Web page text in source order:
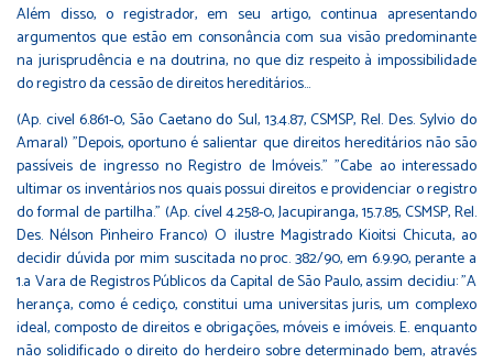
Além disso, o registrador, em seu artigo, continua apresentando
argumentos que estão em consonância com sua visão predominante
na jurisprudência e na doutrina, no que diz respeito à impossibilidade
do registro da cessão de direitos hereditários...
(Ap. civel 6.861-0, São Caetano do Sul, 13.4.87, CSMSP, Rel. Des. Sylvio do
Amaral) "Depois, oportuno é salientar que direitos hereditários não são
passíveis de ingresso no Registro de Imóveis." "Cabe ao interessado
ultimar os inventários nos quais possui direitos e providenciar o registro
do formal de partilha." (Ap. cível 4.258-0, Jacupiranga, 15.7.85, CSMSP, Rel.
Des. Nélson Pinheiro Franco) O ilustre Magistrado Kioitsi Chicuta, ao
decidir dúvida por mim suscitada no proc. 382/90, em 6.9.90, perante a
1.a Vara de Registros Públicos da Capital de São Paulo, assim decidiu: "A
herança, como é cediço, constitui uma universitas juris, um complexo
ideal, composto de direitos e obrigações, móveis e imóveis. E. enquanto
não solidificado o direito do herdeiro sobre determinado bem, através